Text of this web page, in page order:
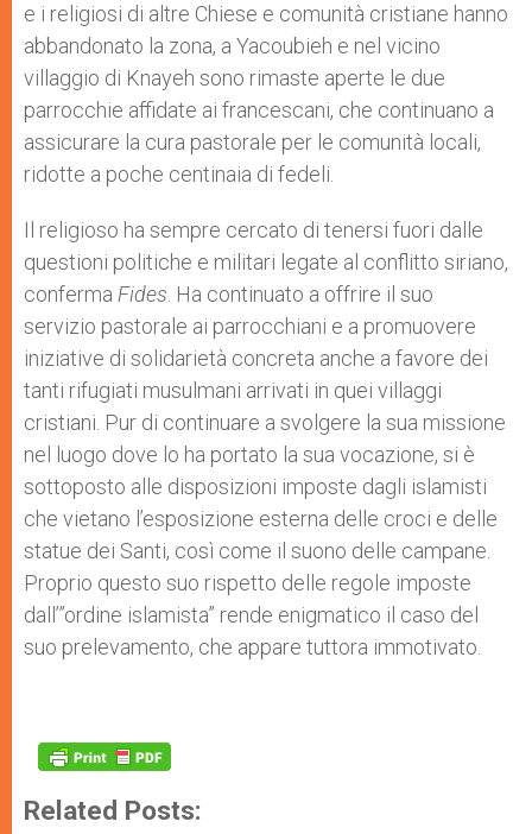
e i religiosi di altre Chiese e comunità cristiane hanno
abbandonato la zona, a Yacoubieh e nel vicino
villaggio di Knayeh sono rimaste aperte le due
parrocchie affidate ai francescani, che continuano a
assicurare la cura pastorale per le comunità locali,
ridotte a poche centinaia di fedeli.
Il religioso ha sempre cercato di tenersi fuori dalle
questioni politiche e militari legate al conflitto siriano,
conferma Fides . Ha continuato a offrire il suo
servizio pastorale ai parrocchiani e a promuovere
iniziative di solidarietà concreta anche a favore dei
tanti rifugiati musulmani arrivati in quei villaggi
cristiani. Pur di continuare a svolgere la sua missione
nel luogo dove lo ha portato la sua vocazione, si è
sottoposto alle disposizioni imposte dagli islamisti
che vietano l’esposizione esterna delle croci e delle
statue dei Santi, così come il suono delle campane.
Proprio questo suo rispetto delle regole imposte
dall’”ordine islamista” rende enigmatico il caso del
suo prelevamento, che appare tuttora immotivato.
Related Posts: